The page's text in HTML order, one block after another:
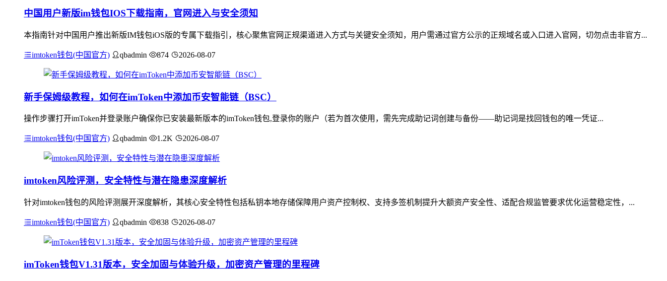
中国用户新版im钱包IOS下载指南，官网进入与安全须知
本指南针对中国用户推出新版IM钱包iOS版的专属下载指引，核心聚焦官网正规渠道进入方式与关键安全须知，用户需通过官方公示的正规域名或入口进入官网，切勿点击非官方...
imtoken钱包(中国官方) qbadmin 874 2026-08-07
新手保姆级教程，如何在imToken中添加币安智能链（BSC）
操作步骤打开imToken并登录账户确保你已安装最新版本的imToken钱包,登录你的账户（若为首次使用，需先完成助记词创建与备份——助记词是找回钱包的唯一凭证...
imtoken钱包(中国官方) qbadmin 1.2K 2026-08-07
imtoken风险评测，安全特性与潜在隐患深度解析
针对imtoken钱包的风险评测展开深度解析，其核心安全特性包括私钥本地存储保障用户资产控制权、支持多签机制提升大额资产安全性、适配合规监管要求优化运营稳定性，...
imtoken钱包(中国官方) qbadmin 838 2026-08-07
imToken钱包V1.31版本，安全加固与体验升级，加密资产管理的里程碑